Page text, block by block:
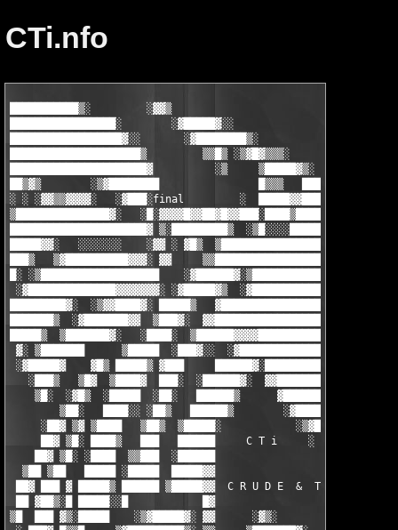
CTi.nfo
███████████▒░         ░▓▓▒
█████████████████░        ░▓█████▓░░
██████████████████▓░░       ░▓████████▒░
█████████████████████▒         ▒▒█▒ ░▒▓█▓▒▒▒░
██████████████████████▓          ░▒     ▒█████▓▒░
██▒▓▒        ░▒▓████████                █▒▒▒   ██████▓▓▓░
░ ░ ░▓▓▒▒▓▓▓▓░   ░▓███░final         ░  █████▓▓███████████▒
▒███████████████▓░   ░█░▓▓▓▓█▓▓██▓█▓▓███░████▒██████▒
██████████████████████▓ ▒░█████████▒
█████▓▓░   ░░░░░░░    ░▓▓ ░ ▓█▒
███▒   ▒▓██████████▓▓▓░ ▓▓     ▒▒███████████████████
█░ ░▒███████████████████    ░▓██████▓░▒██████████████▓
░▓██████████████▓▓▓▓▓▓▓░ ░▓█████▓▒
█████████▓░  ░▒▓▓████▓░ █████▒
███████▒  ░▓███████▓▓  ▒███▓░
█████▒  ▒███████▓░   ░████░
▓░ ▒███████      ▒█████  ░███▓░░  ░▓███████████████████▓
░▓█████▓    ▓█▒ █████▒ ▓███     ██████▓░██████████████▒
░███▒   ▒█▓  ▒████▓  ███░  ░██████▓░  ▓▓█████████████░
▒█░  ░▓█▒  ░█████  ░██░   ██████▒      ▓████████▒█████▒░
▒██░   ████░░ ░██▒   ██████▒        ░▓████░
░██▓ ▒▓ ▒████   ▒██▒  ▒█████░            ░▒▓█▓░
██▓ ▒█░ ████▒   ███   ██████     C T i     ░
██▓ ▒█░ ░████  ▒▒███  ░██████
  ▒██ ▒██   █████ ░█████  █████▓▓
██▓ ███ ▓ █████▒ ██████ ▒█████▓▓  C R U D E  &  T D K  i N C.
██ ▓██▒░█ █████░░█            █▓
▒█  ███ ▓▒░█████    ░▒▓█████▓░ ▓▓      ░▓▒░